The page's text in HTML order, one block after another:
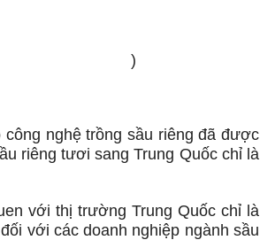
)
nghệ trồng sầu riêng đã được
riêng tươi sang Trung Quốc chỉ là
với thị trường Trung Quốc chỉ là
với các doanh nghiệp ngành sầu